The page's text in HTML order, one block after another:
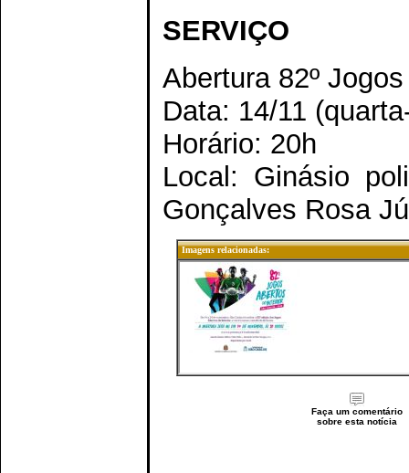
SERVIÇO
Abertura 82º
Data: 14/11
Horário: 20h
Local: Ginásio
Gonçalves Rosa
Imagens relacionadas:
Faça um comentário
sobre esta notícia